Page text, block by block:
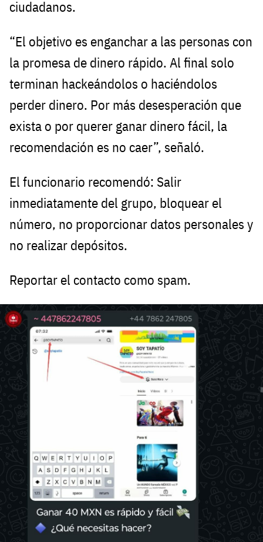
ciudadanos.
“El objetivo es enganchar a las personas con
la promesa de dinero rápido. Al final solo
terminan hackeándolos o haciéndolos
perder dinero. Por más desesperación que
exista o por querer ganar dinero fácil, la
recomendación es no caer”, señaló.
El funcionario recomendó: Salir
inmediatamente del grupo, bloquear el
número, no proporcionar datos personales y
no realizar depósitos.
Reportar el contacto como spam.